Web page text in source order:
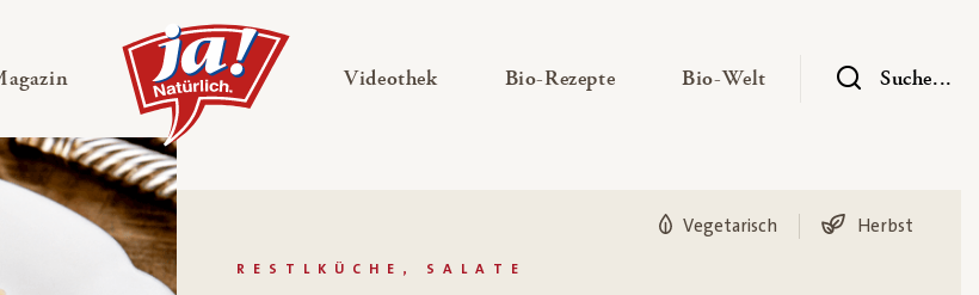
— Untermenü ausklappen Videothek— Untermenü ausklappen
Bio-Rezepte— Untermenü ausklappen
Bio-Welt — UntermenüSuche...
RESTLKÜCHE, SALATE
Vegetarisch Herbst